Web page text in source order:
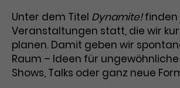
Zweck
darüber zu speichern,
Besucher*innen eine
nutzen, und hilft bei
eines Analyseberichts
Performance der
Laufzeit 3 Monate
Dieses Cookie speichert
Informationen zu
dient der Zuordnung von
Unter dem Titel Dynamite!finden
Veranstaltungen statt, die wir
planen. Damit geben wir
Raum – Ideen für
Shows, Talks oder ganz neue